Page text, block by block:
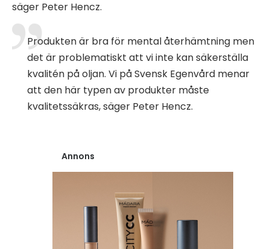
säger Peter Hencz.
Produkten är bra för mental återhämtning men
det är problematiskt att vi inte kan säkerställa
kvalitén på oljan. Vi på Svensk Egenvård menar
att den här typen av produkter måste
kvalitetssäkras, säger Peter Hencz.
Annons